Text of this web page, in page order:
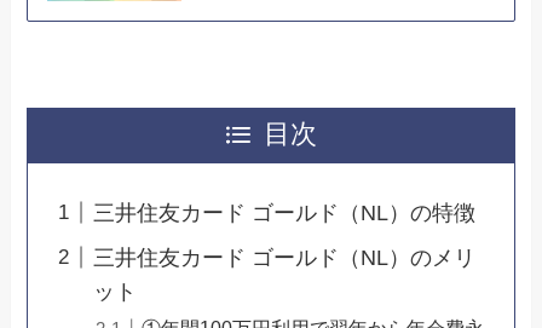
目次
三井住友カード ゴールド（NL）の特徴
三井住友カード ゴールド（NL）のメリ
ット